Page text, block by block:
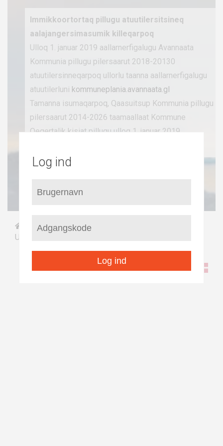
Immikkoortortaq pillugu atuutilersitsineq
aalajangersimasumik killeqarpoq
Ulloq 1. januar 2019 aallarnerfigalugu Avannaata
Kommunia pillugu pilersaarut 2018-20130
atuutilersinneqarpoq ullorlu taanna aallarnerfigalugu
atuutilerluni kommuneplania.avannaata.gl
Tamanna isumaqarpoq, Qaasuitsup Kommunia pillugu
pilersaarut 2014-2026 taamaallaat Kommune
Qeqertalik kisiat pillugu ulloq 1. januar 2019
Qaasuitsup Kommuniani
Kommuneplani 2014-26
Saqqaa / Illoqarfiit nunaqarfiillu pilersaarutaat
Upernavik
Log ind
Log ind